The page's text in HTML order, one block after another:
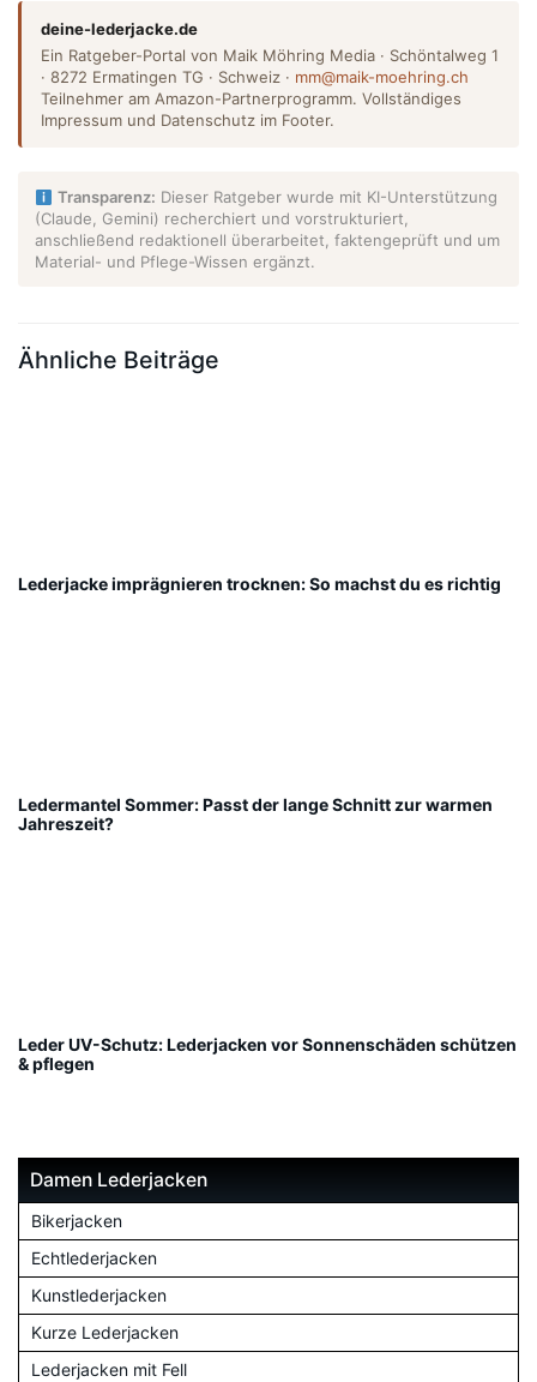
deine-lederjacke.de
Ein Ratgeber-Portal von Maik Möhring Media · Schöntalweg 1
· 8272 Ermatingen TG · Schweiz · mm@maik-moehring.ch
Teilnehmer am Amazon-Partnerprogramm. Vollständiges
Impressum und Datenschutz im Footer.
Transparenz: Dieser Ratgeber wurde mit KI-Unterstützung
(Claude, Gemini) recherchiert und vorstrukturiert,
anschließend redaktionell überarbeitet, faktengeprüft und um
Material- und Pflege-Wissen ergänzt.
Ähnliche Beiträge
Lederjacke imprägnieren trocknen: So machst du es richtig
Ledermantel Sommer: Passt der lange Schnitt zur warmen
Jahreszeit?
Leder UV-Schutz: Lederjacken vor Sonnenschäden schützen
& pflegen
Damen Lederjacken
Bikerjacken
Echtlederjacken
Kunstlederjacken
Kurze Lederjacken
Lederjacken mit Fell